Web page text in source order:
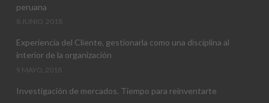
peruana
8 JUNIO, 2018
Experiencia del Cliente, gestionarla como una disciplina al
interior de la organización
9 MAYO, 2018
Investigación de mercados. Tiempo para reinventarte